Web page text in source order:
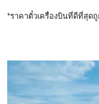
*ราคาตั๋วเครื่องบินที่ดีที่สุด